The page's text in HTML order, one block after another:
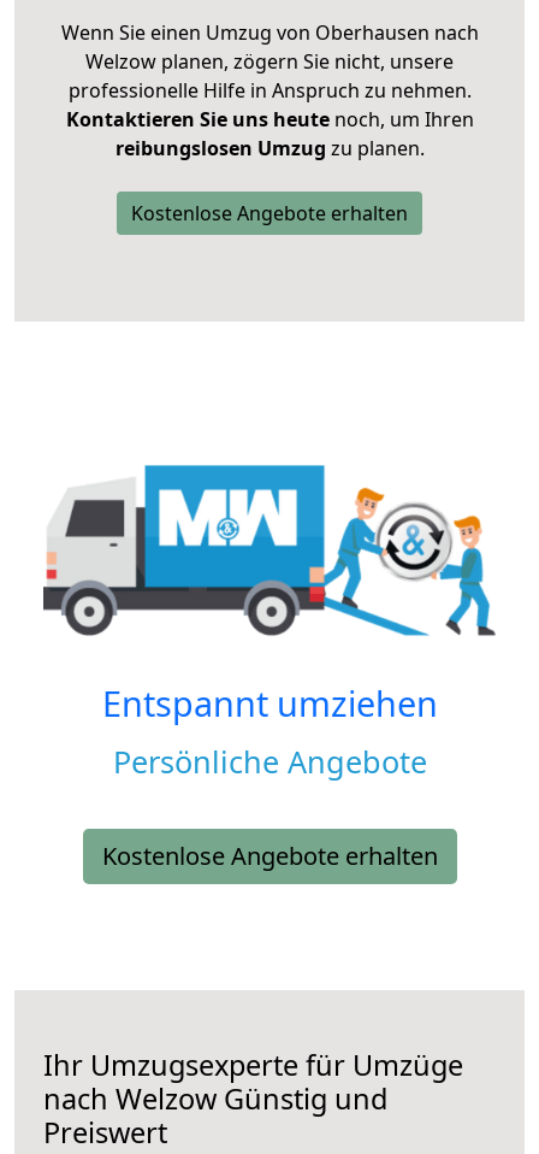
Wenn Sie einen Umzug von Oberhausen nach
Welzow planen, zögern Sie nicht, unsere
professionelle Hilfe in Anspruch zu nehmen.
Kontaktieren Sie uns heutenoch, um Ihren
reibungslosen Umzug zu planen.
Kostenlose Angebote erhalten
Entspannt umziehen
Persönliche Angebote
Kostenlose Angebote erhalten
Ihr Umzugsexperte für Umzüge
nach Welzow Günstig und
Preiswert